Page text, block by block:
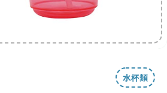
水杯類